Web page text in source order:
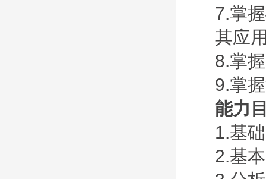
7.掌
其应
8.掌
9.掌
能力
1.基
2.基